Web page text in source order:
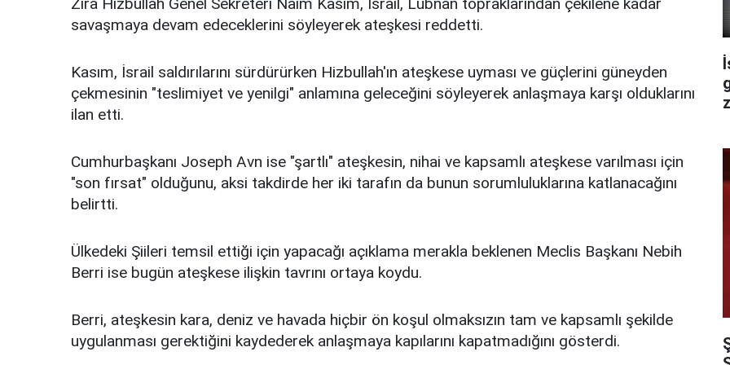
Zira Hizbullah Genel Sekreteri Naim Kasım, İsrail, Lübnan topraklarından çekilene kadar
savaşmaya devam edeceklerini söyleyerek ateşkesi reddetti.
Kasım, İsrail saldırılarını sürdürürken Hizbullah'ın ateşkese uyması ve güçlerini güneyden
çekmesinin "teslimiyet ve yenilgi" anlamına geleceğini söyleyerek anlaşmaya karşı olduklarını
ilan etti.
Cumhurbaşkanı Joseph Avn ise "şartlı" ateşkesin, nihai ve kapsamlı ateşkese varılması için
"son fırsat" olduğunu, aksi takdirde her iki tarafın da bunun sorumluluklarına katlanacağını
belirtti.
Ülkedeki Şiileri temsil ettiği için yapacağı açıklama merakla beklenen Meclis Başkanı Nebih
Berri ise bugün ateşkese ilişkin tavrını ortaya koydu.
Berri, ateşkesin kara, deniz ve havada hiçbir ön koşul olmaksızın tam ve kapsamlı şekilde
uygulanması gerektiğini kaydederek anlaşmaya kapılarını kapatmadığını gösterdi.